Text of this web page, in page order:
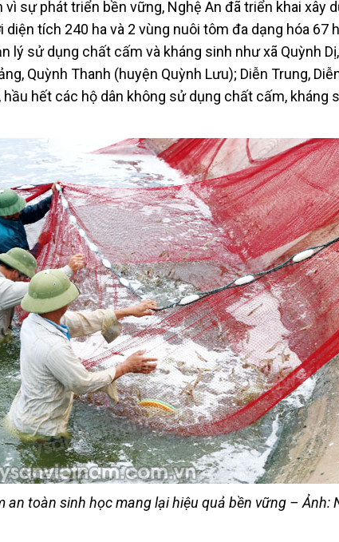
vì sự phát triển bền vững, Nghệ An đã triển khai xây
tích 240 ha và 2 vùng nuôi tôm đa dạng hóa 67
lý sử dụng chất cấm và kháng sinh như xã Quỳnh
Quỳnh Thanh (huyện Quỳnh Lưu); Diễn Trung,
hầu hết các hộ dân không sử dụng chất cấm, kháng
an toàn sinh học mang lại hiệu quả bền vững – Ảnh: